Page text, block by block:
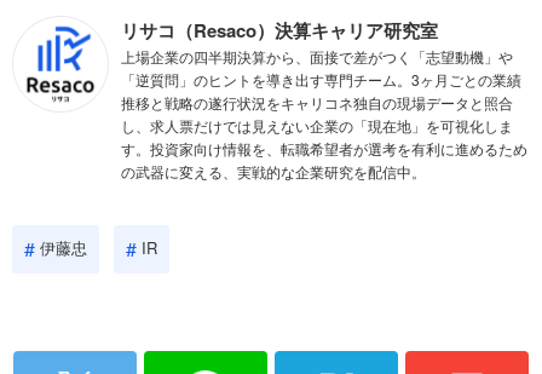
リサコ（Resaco）決算キャリア研究室
上場企業の四半期決算から、面接で差がつく「志望動機」や
「逆質問」のヒントを導き出す専門チーム。3ヶ月ごとの業績
推移と戦略の遂行状況をキャリコネ独自の現場データと照合
し、求人票だけでは見えない企業の「現在地」を可視化しま
す。投資家向け情報を、転職希望者が選考を有利に進めるため
の武器に変える、実戦的な企業研究を配信中。
伊藤忠 IR